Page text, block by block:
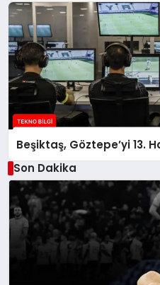
Beşiktaş, Göztepe’yi 13.
Son Dakika